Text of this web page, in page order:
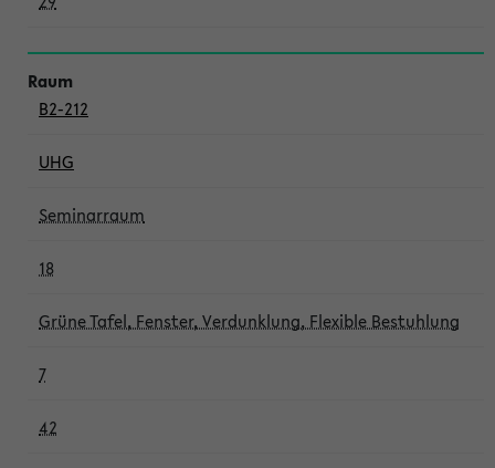
B2-212
UHG
Seminarraum
18
Grüne Tafel, Fenster, Verdunklung, Flexible Bestuhlung
7
42